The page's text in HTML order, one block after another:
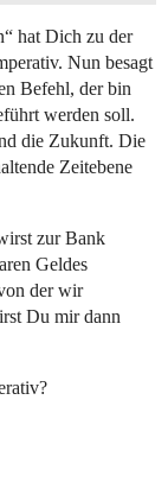
hat Dich zu der
Nun besagt
Befehl, der bin
werden soll.
die Zukunft. Die
Zeitebene
zur Bank
Geldes
der wir
Du mir dann